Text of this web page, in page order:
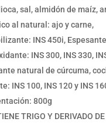
sal, almidón de maíz,
al natural: ajo y carne,
INS 450i,
INS 300, INS 330,
natural de cúrcuma,
INS 100, INS 120 y INS
800g
TRIGO Y DERIVADO